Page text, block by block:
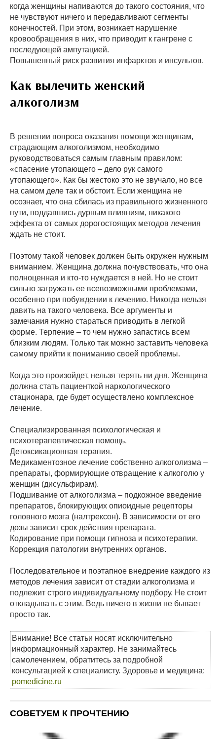
когда женщины напиваются до такого состояния, что
не чувствуют ничего и передавливают сегменты
конечностей. При этом, возникает нарушение
кровообращения в них, что приводит к гангрене с
последующей ампутацией.
Повышенный риск развития инфарктов и инсультов.
Как вылечить женский
алкоголизм
В решении вопроса оказания помощи женщинам,
страдающим алкоголизмом, необходимо
руководствоваться самым главным правилом:
«спасение утопающего – дело рук самого
утопающего». Как бы жестоко это не звучало, но все
на самом деле так и обстоит. Если женщина не
осознает, что она сбилась из правильного жизненного
пути, поддавшись дурным влияниям, никакого
эффекта от самых дорогостоящих методов лечения
ждать не стоит.
Поэтому такой человек должен быть окружен нужным
вниманием. Женщина должна почувствовать, что она
полноценная и кто-то нуждается в ней. Но не стоит
сильно загружать ее всевозможными проблемами,
особенно при побуждении к лечению. Никогда нельзя
давить на такого человека. Все аргументы и
замечания нужно стараться приводить в легкой
форме. Терпение – то чем нужно запастись всем
близким людям. Только так можно заставить человека
самому прийти к пониманию своей проблемы.
Когда это произойдет, нельзя терять ни дня. Женщина
должна стать пациенткой наркологического
стационара, где будет осуществлено комплексное
лечение.
Специализированная психологическая и
психотерапевтическая помощь.
Детоксикационная терапия.
Медикаментозное лечение собственно алкоголизма –
препараты, формирующие отвращение к алкоголю у
женщин (дисульфирам).
Подшивание от алкоголизма – подкожное введение
препаратов, блокирующих опиоидные рецепторы
головного мозга (налтрексон). В зависимости от его
дозы зависит срок действия препарата.
Кодирование при помощи гипноза и психотерапии.
Коррекция патологии внутренних органов.
Последовательное и поэтапное внедрение каждого из
методов лечения зависит от стадии алкоголизма и
подлежит строго индивидуальному подбору. Не стоит
откладывать с этим. Ведь ничего в жизни не бывает
просто так.
Внимание! Все статьи носят исключительно
информационный характер. Не занимайтесь
самолечением, обратитесь за подробной
консультацией к специалисту. Здоровье и медицина:
pomedicine.ru
СОВЕТУЕМ К ПРОЧТЕНИЮ